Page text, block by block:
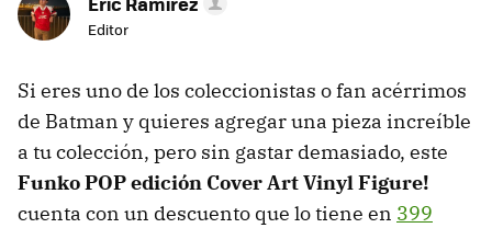
Editor
Si eres uno de los coleccionistas o fan acérrimos
de Batman y quieres agregar una pieza increíble
a tu colección, pero sin gastar demasiado, este
Funko POP edición Cover Art Vinyl Figure!
cuenta con un descuento que lo tiene en 399